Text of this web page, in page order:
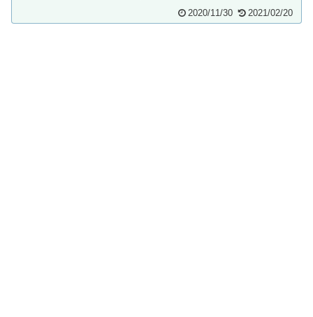
2020/11/30 2021/02/20